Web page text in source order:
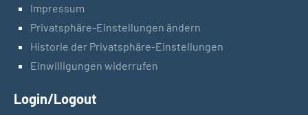
Impressum
Privatsphäre-Einstellungen ändern
Historie der Privatsphäre-Einstellungen
Einwilligungen widerrufen
Login/Logout